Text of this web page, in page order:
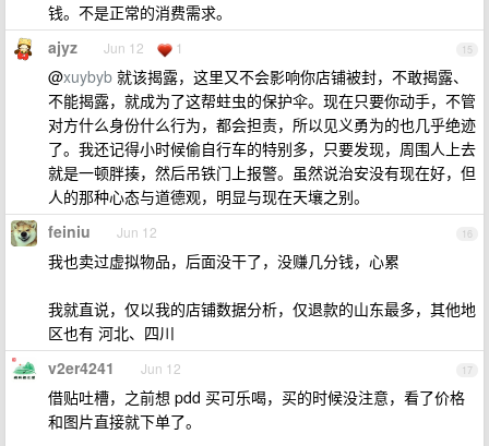
钱。不是正常的消费需求。
15
ajyz Jun 12 1
@xuybyb 就该揭露，这里又不会影响你店铺被封，不敢揭露、
不能揭露，就成为了这帮蛀虫的保护伞。现在只要你动手，不管
对方什么身份什么行为，都会担责，所以见义勇为的也几乎绝迹
了。我还记得小时候偷自行车的特别多，只要发现，周围人上去
就是一顿胖揍，然后吊铁门上报警。虽然说治安没有现在好，但
人的那种心态与道德观，明显与现在天壤之别。
16
feiniu Jun 12
我也卖过虚拟物品，后面没干了，没赚几分钱，心累
我就直说，仅以我的店铺数据分析，仅退款的山东最多，其他地
区也有 河北、四川
17
v2er4241 Jun 12
借贴吐槽，之前想 pdd 买可乐喝，买的时候没注意，看了价格
和图片直接就下单了。